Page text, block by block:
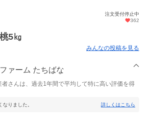
注文受付停止中
362
5㎏
みんなの投稿を見る
ァーム たちばな
者さんは、過去1年間で平均して特に高い評価を得
りました。 詳しくはこちら